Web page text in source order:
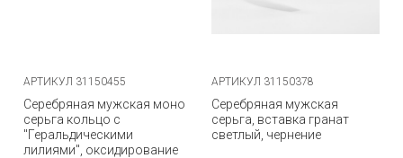
АРТИКУЛ 31150455
Серебряная мужская моно
серьга кольцо с
"Геральдическими
лилиями", оксидирование
АРТИКУЛ 31150378
Серебряная мужская
серьга, вставка гранат
светлый, чернение